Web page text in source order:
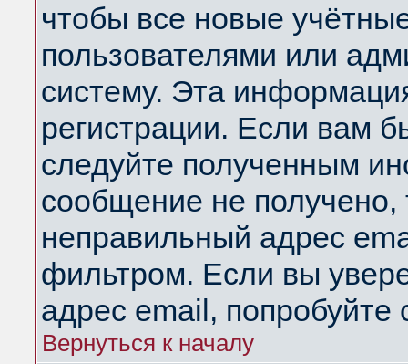
чтобы все новые
пользователями или
систему. Эта
регистрации. Если вам
следуйте полученным
сообщение не получено,
неправильный адрес
фильтром. Если вы
адрес email, попробуйте
Вернуться к началу